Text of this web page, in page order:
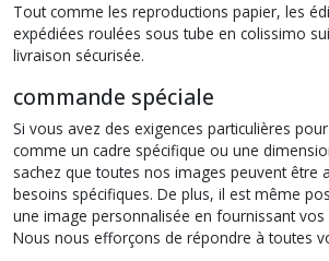
Tout comme les reproductions papier, les
expédiées roulées sous tube en colissimo
livraison sécurisée.
commande spéciale
Si vous avez des exigences particulières
comme un cadre spécifique ou une
sachez que toutes nos images peuvent être
besoins spécifiques. De plus, il est même
une image personnalisée en fournissant
Nous nous efforçons de répondre à toutes